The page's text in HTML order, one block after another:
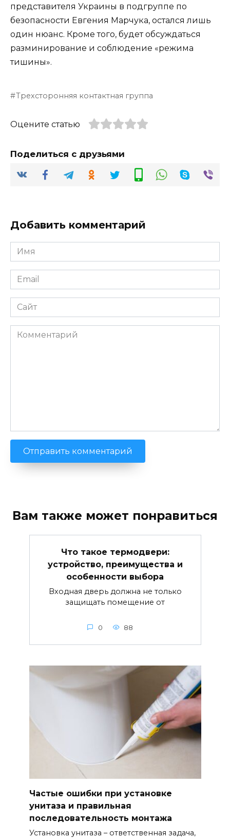
представителя Украины в подгруппе по
безопасности Евгения Марчука, остался лишь
один нюанс. Кроме того, будет обсуждаться
разминирование и соблюдение «режима
тишины».
Трехсторонняя контактная группа
Оцените статью
Поделиться с друзьями
Добавить комментарий
Имя
*
Email
*
Сайт
Комментарий
Вам также может понравиться
Что такое термодвери:
устройство, преимущества и
особенности выбора
Входная дверь должна не только
защищать помещение от
0 88
Частые ошибки при установке
унитаза и правильная
последовательность монтажа
Установка унитаза – ответственная задача,